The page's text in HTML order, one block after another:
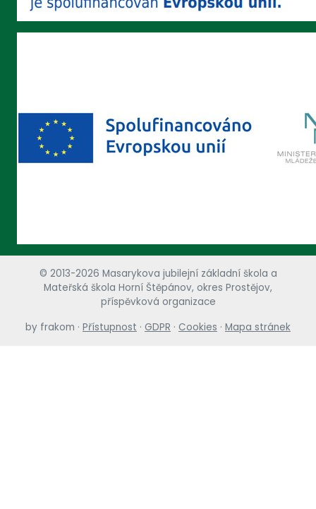
© 2013-2026 Masarykova jubilejní základní škola a
Mateřská škola Horní Štěpánov, okres Prostějov,
příspěvková organizace
by frakom · Přístupnost · GDPR · Cookies · Mapa stránek